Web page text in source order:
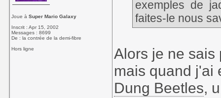
Joue àSuper Mario Galaxy
Inscrit : Apr 15, 2002
Messages : 8699
De : la contrée de la demi-fibre
Hors ligne
exemples de
faites-le nous
Alors je ne sais
mais quand j'ai
Dung Beetles,